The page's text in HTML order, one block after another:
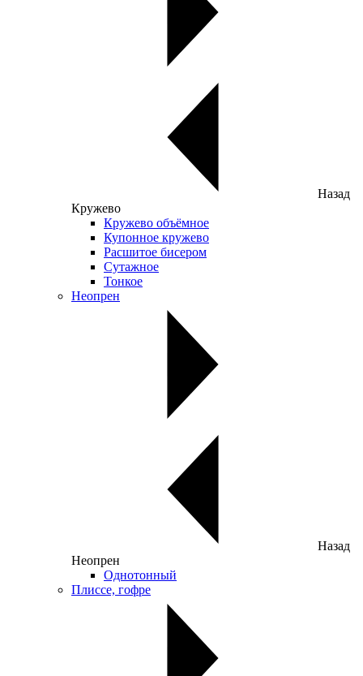
Назад
Кружево
Кружево объёмное
Купонное кружево
Расшитое бисером
Сутажное
Тонкое
Неопрен
Назад
Неопрен
Однотонный
Плиссе, гофре